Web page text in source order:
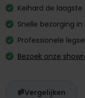
Keihard de laagste
Snelle bezorging
Professionele
Bezoek onze
Vergelijken